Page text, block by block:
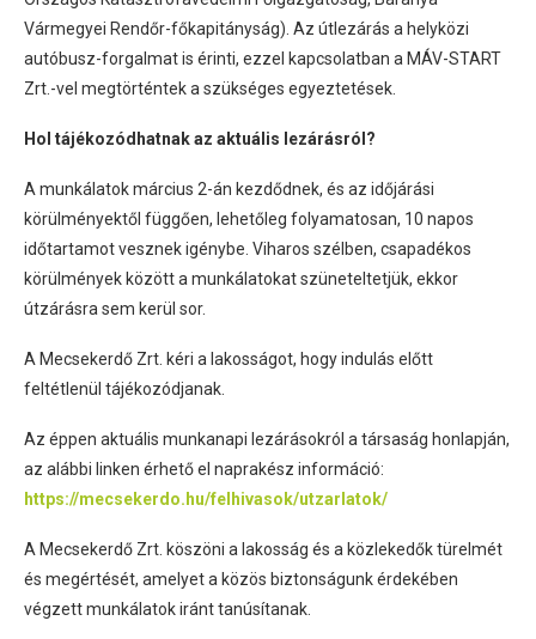
Vármegyei Rendőr-főkapitányság). Az útlezárás a helyközi
autóbusz-forgalmat is érinti, ezzel kapcsolatban a MÁV-START
Zrt.-vel megtörténtek a szükséges egyeztetések.
Hol tájékozódhatnak az aktuális lezárásról?
A munkálatok március 2-án kezdődnek, és az időjárási
körülményektől függően, lehetőleg folyamatosan, 10 napos
időtartamot vesznek igénybe. Viharos szélben, csapadékos
körülmények között a munkálatokat szüneteltetjük, ekkor
útzárásra sem kerül sor.
A Mecsekerdő Zrt. kéri a lakosságot, hogy indulás előtt
feltétlenül tájékozódjanak.
Az éppen aktuális munkanapi lezárásokról a társaság honlapján,
az alábbi linken érhető el naprakész információ:
https://mecsekerdo.hu/felhivasok/utzarlatok/
A Mecsekerdő Zrt. köszöni a lakosság és a közlekedők türelmét
és megértését, amelyet a közös biztonságunk érdekében
végzett munkálatok iránt tanúsítanak.